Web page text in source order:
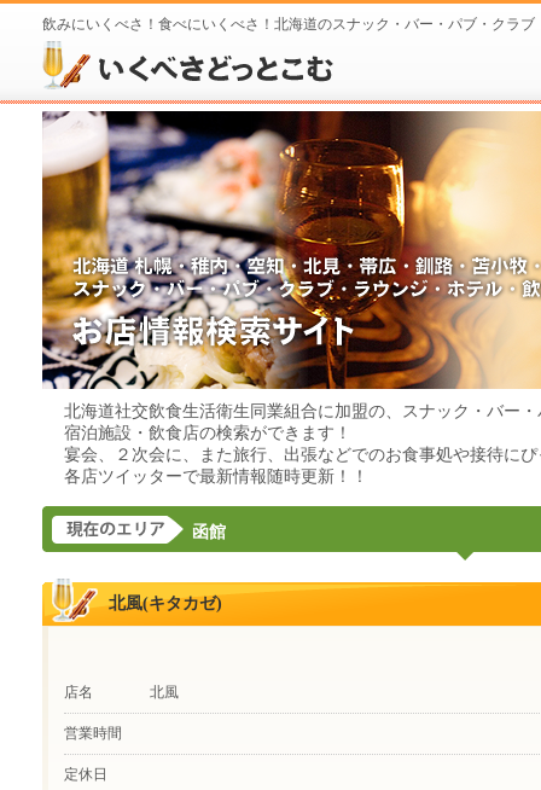
飲みにいくべさ！食べにいくべさ！北海道のスナック・バー・パブ・クラ
北海道社交飲食生活衛生同業組合に加盟の、スナック・バー
宿泊施設・飲食店の検索ができます！
宴会、２次会に、また旅行、出張などでのお食事処や接待に
各店ツイッターで最新情報随時更新！！
函館
北風(キタカゼ)
店名 北風
営業時間
定休日